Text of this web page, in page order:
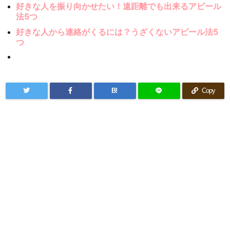
好きな人を振り向かせたい！遠距離でも出来るアピール
法5つ
好きな人から連絡がくるには？うざくないアピール法5
つ
B! Copy